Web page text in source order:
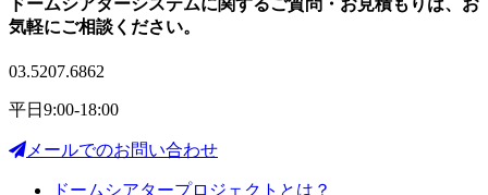
ドームシアターシステムに関するご質問・お見積もりは、 お
気軽にご相談ください。
03.5207.6862
平日9:00-18:00
メールでのお問い合わせ
ドームシアタープロジェクトとは？